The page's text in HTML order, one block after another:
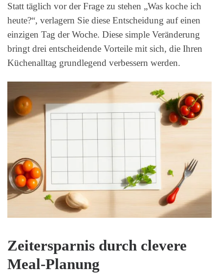
Statt täglich vor der Frage zu stehen „Was koche ich
heute?“, verlagern Sie diese Entscheidung auf einen
einzigen Tag der Woche. Diese simple Veränderung
bringt drei entscheidende Vorteile mit sich, die Ihren
Küchenalltag grundlegend verbessern werden.
Zeitersparnis durch clevere
Meal-Planung